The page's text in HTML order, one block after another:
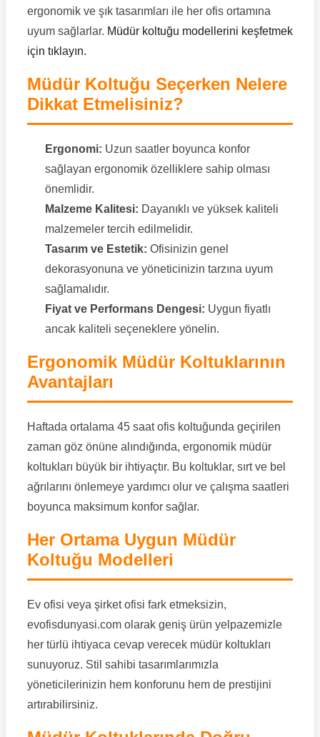
ergonomik ve şık tasarımları ile her ofis ortamına
uyum sağlarlar. Müdür koltuğu modellerini keşfetmek
için tıklayın.
Müdür Koltuğu Seçerken Nelere
Dikkat Etmelisiniz?
Ergonomi: Uzun saatler boyunca konfor
sağlayan ergonomik özelliklere sahip olması
önemlidir.
Malzeme Kalitesi: Dayanıklı ve yüksek kaliteli
malzemeler tercih edilmelidir.
Tasarım ve Estetik: Ofisinizin genel
dekorasyonuna ve yöneticinizin tarzına uyum
sağlamalıdır.
Fiyat ve Performans Dengesi: Uygun fiyatlı
ancak kaliteli seçeneklere yönelin.
Ergonomik Müdür Koltuklarının
Avantajları
Haftada ortalama 45 saat ofis koltuğunda geçirilen
zaman göz önüne alındığında, ergonomik müdür
koltukları büyük bir ihtiyaçtır. Bu koltuklar, sırt ve bel
ağrılarını önlemeye yardımcı olur ve çalışma saatleri
boyunca maksimum konfor sağlar.
Her Ortama Uygun Müdür
Koltuğu Modelleri
Ev ofisi veya şirket ofisi fark etmeksizin,
evofisdunyasi.com olarak geniş ürün yelpazemizle
her türlü ihtiyaca cevap verecek müdür koltukları
sunuyoruz. Stil sahibi tasarımlarımızla
yöneticilerinizin hem konforunu hem de prestijini
artırabilirsiniz.